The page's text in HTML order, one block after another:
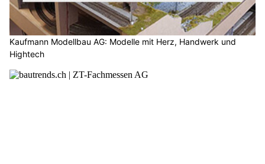
Kaufmann Modellbau AG: Modelle mit Herz, Handwerk und
Hightech